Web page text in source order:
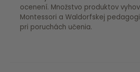
ocenení. Množstvo produktov
Montessori a Waldorfskej
pri poruchách učenia.